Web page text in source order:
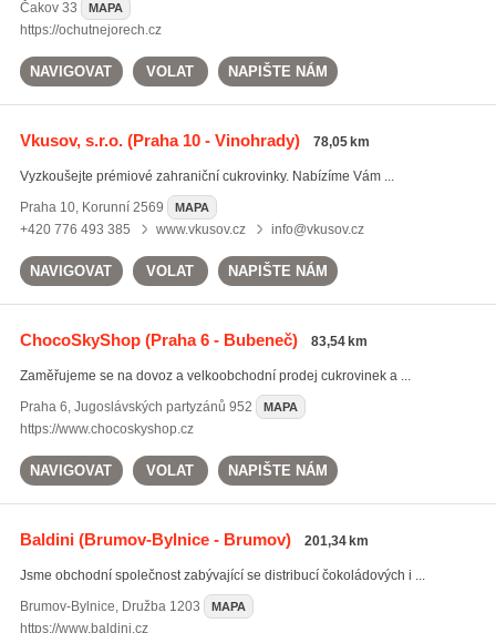
Čakov33 MAPA
https://ochutnejorech.cz
NAVIGOVAT VOLAT NAPIŠTE NÁM
Vkusov, s.r.o.(Praha 10 - Vinohrady) 78,05 km
Vyzkoušejte prémiové zahraniční cukrovinky. Nabízíme Vám ...
Praha 10, Korunní 2569 MAPA
+420 776 493 385 www.vkusov.cz info@vkusov.cz
NAVIGOVAT VOLAT NAPIŠTE NÁM
ChocoSkyShop(Praha 6 - Bubeneč) 83,54 km
Zaměřujeme se na dovoz a velkoobchodní prodej cukrovinek a ...
Praha 6, Jugoslávských partyzánů 952 MAPA
https://www.chocoskyshop.cz
NAVIGOVAT VOLAT NAPIŠTE NÁM
Baldini(Brumov-Bylnice - Brumov) 201,34 km
Jsme obchodní společnost zabývající se distribucí čokoládových i ...
Brumov-Bylnice, Družba 1203 MAPA
https://www.baldini.cz